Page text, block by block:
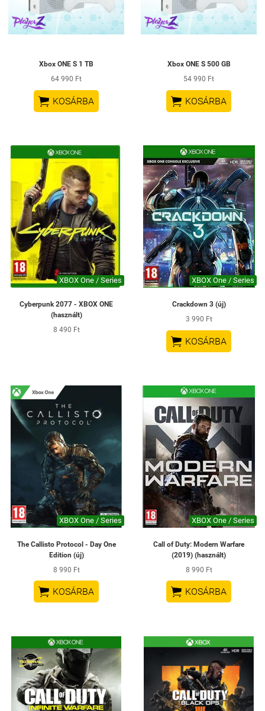
Xbox ONE S 1 TB
64 990 Ft
 KOSÁRBA
Xbox ONE S 500 GB
54 990 Ft
 KOSÁRBA
XBOX One / Series
Cyberpunk 2077 - XBOX ONE
(használt)
8 490 Ft
XBOX One / Series
Crackdown 3 (új)
3 990 Ft
 KOSÁRBA
XBOX One / Series
The Callisto Protocol - Day One
Edition (új)
8 990 Ft
 KOSÁRBA
XBOX One / Series
Call of Duty: Modern Warfare
(2019) (használt)
8 990 Ft
 KOSÁRBA